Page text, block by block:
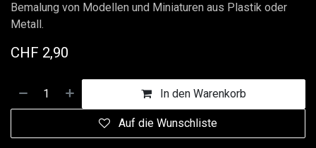
Bemalung von Modellen und Miniaturen aus Plastik oder
Metall.
CHF 2,90
In den Warenkorb
Auf die Wunschliste